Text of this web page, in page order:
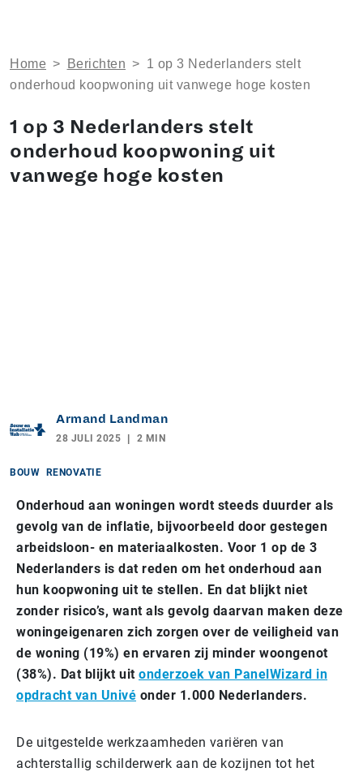
Home > Berichten > 1 op 3 Nederlanders stelt
onderhoud koopwoning uit vanwege hoge kosten
1 op 3 Nederlanders stelt
onderhoud koopwoning uit
vanwege hoge kosten
Armand Landman
28 JULI 2025 2 MIN
BOUW RENOVATIE
Onderhoud aan woningen wordt steeds duurder als
gevolg van de inflatie, bijvoorbeeld door gestegen
arbeidsloon- en materiaalkosten. Voor 1 op de 3
Nederlanders is dat reden om het onderhoud aan
hun koopwoning uit te stellen. En dat blijkt niet
zonder risico’s, want als gevolg daarvan maken deze
woningeigenaren zich zorgen over de veiligheid van
de woning (19%) en ervaren zij minder woongenot
(38%). Dat blijkt uit onderzoek van PanelWizard in
opdracht van Univé onder 1.000 Nederlanders.
De uitgestelde werkzaamheden variëren van
achterstallig schilderwerk aan de kozijnen tot het